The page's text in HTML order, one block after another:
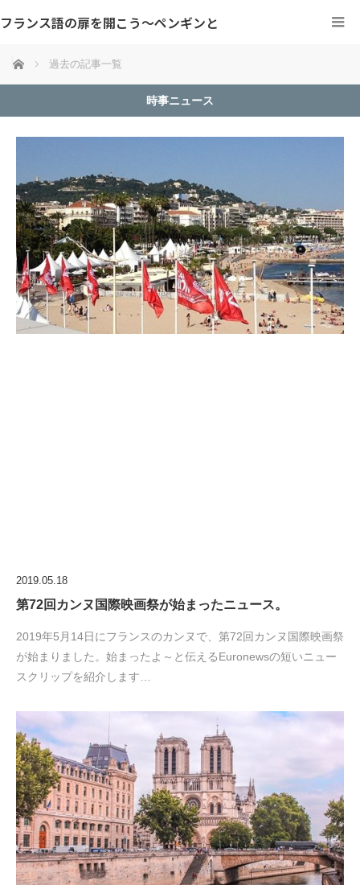
フランス語の扉を開こう～ペンギンと
ホーム 過去の記事一覧
時事ニュース
2019.05.18
第72回カンヌ国際映画祭が始まったニュース。
2019年5月14日にフランスのカンヌで、第72回カンヌ国際映画祭
が始まりました。始まったよ～と伝えるEuronewsの短いニュー
スクリップを紹介します…